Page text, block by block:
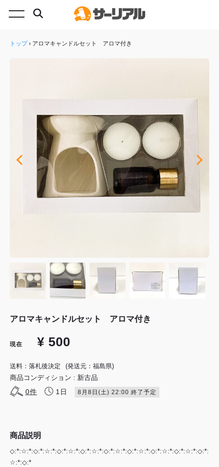
トップ› アロマキャンドルセット アロマ付き
アロマキャンドルセット アロマ付き
現在 ¥ 500
送料：落札後決定 (発送元：福島県)
商品コンディション : 新古品
0件 1日 8月8日(土) 22:00 終了予定
商品説明
◇:*:☆:*:◇:*:☆:*:◇:*:☆:*:◇:*:☆:*:◇:*:☆:*:◇:*:☆:*:◇:*:☆:*:◇:*:☆:*:◇:*:
☆:*:◇:*